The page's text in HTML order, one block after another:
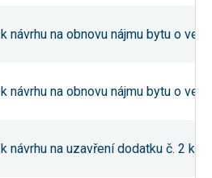
k návrhu na obnovu nájmu bytu o
k návrhu na obnovu nájmu bytu o
k návrhu na uzavření dodatku č. 2